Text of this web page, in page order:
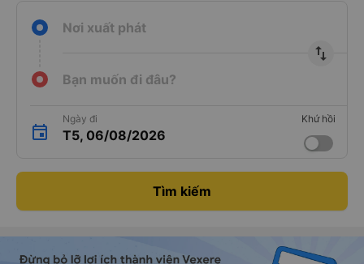
Nơi xuất phát
import_export
Bạn muốn đi đâu?
Ngày đi
T5, 06/08/2026
Khứ hồi
Tìm kiếm